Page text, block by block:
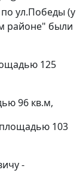
ул.Победы (у
районе" были
125
96 кв.м,
103
-